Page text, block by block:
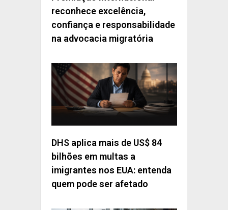
reconhece excelência,
confiança e responsabilidade
na advocacia migratória
DHS aplica mais de US$ 84
bilhões em multas a
imigrantes nos EUA: entenda
quem pode ser afetado